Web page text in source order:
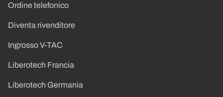
Ordine telefonico
Diventa rivenditore
Ingrosso V-TAC
Liberotech Francia
Liberotech Germania